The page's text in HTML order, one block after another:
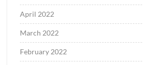
April 2022
March 2022
February 2022